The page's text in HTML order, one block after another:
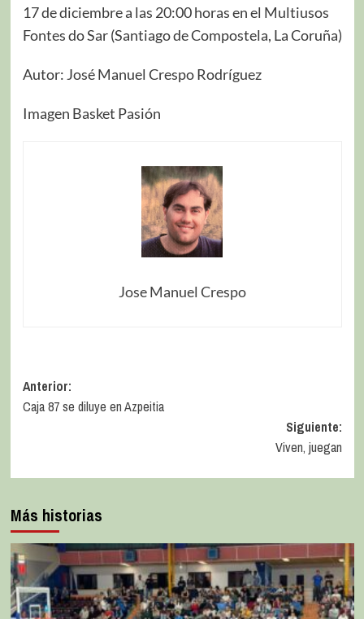
17 de diciembre a las 20:00 horas en el Multiusos
Fontes do Sar (Santiago de Compostela, La Coruña)
Autor: José Manuel Crespo Rodríguez
Imagen Basket Pasión
Jose Manuel Crespo
Anterior:
Caja 87 se diluye en Azpeitia
Siguiente:
Viven, juegan
Más historias